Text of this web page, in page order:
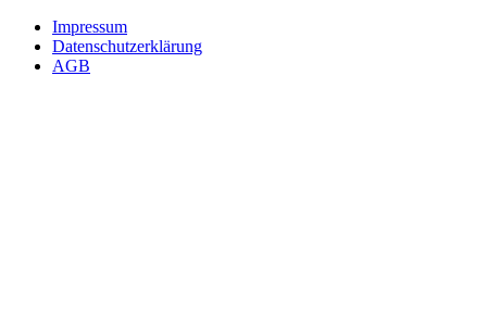
Impressum
Datenschutzerklärung
AGB